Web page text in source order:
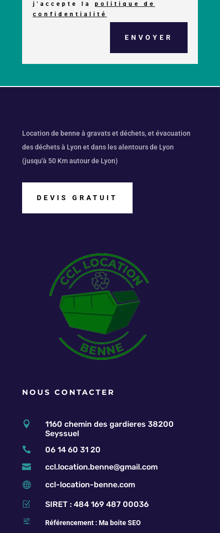
j'accepte la politique de
confidentialité
ENVOYER
Location de benne à gravats et déchets,et évacuation
des déchets à Lyon et dans les alentours de Lyon
(jusqu'à 50 Km autour de Lyon)
DEVIS GRATUIT
NOUS CONTACTER

1160 chemin des gardieres 38200
Seyssuel
 06 14 60 31 20
 ccl.location.benne@gmail.com
 ccl-location-benne.com
Z SIRET : 484 169 487 00036
f Référencement : Ma boite SEO